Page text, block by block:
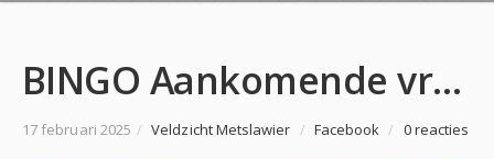
BINGO Aankomende vrijdag is het weer tijd voor de bingo! Neem je oma, vriendin, buurvrouw of colleg…
17 februari 2025 / Veldzicht Metslawier / Facebook / 0 reacties